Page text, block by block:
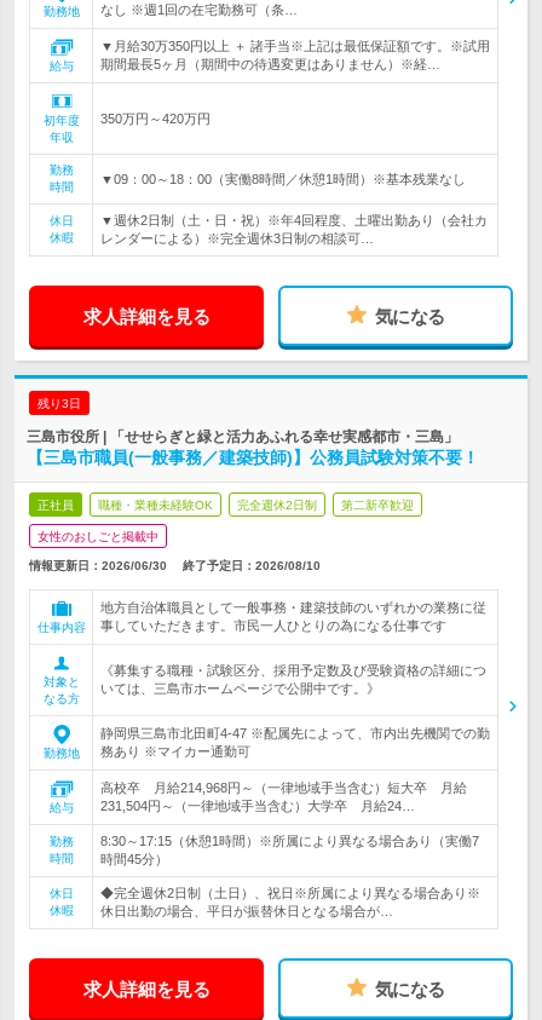
勤務地
なし ※週1回の在宅勤務可（条…
給与
▼月給30万350円以上 ＋ 諸手当※上記は最低保証額です。※試用
期間最長5ヶ月（期間中の待遇変更はありません）※経…
初年度
年収
350万円～420万円
勤務
時間
▼09：00～18：00（実働8時間／休憩1時間）※基本残業なし
休日
休暇
▼週休2日制（土・日・祝）※年4回程度、土曜出勤あり（会社カ
レンダーによる）※完全週休3日制の相談可…
求人詳細を見る 気になる
残り3日
三島市役所 | 「せせらぎと緑と活力あふれる幸せ実感都市・三島」
【三島市職員(一般事務／建築技師)】公務員試験対策不要！
正社員 職種・業種未経験OK 完全週休2日制 第二新卒歓迎
女性のおしごと掲載中
情報更新日：2026/06/30 終了予定日： 2026/08/10
仕事内容
地方自治体職員として一般事務・建築技師のいずれかの業務に従
事していただきます。市民一人ひとりの為になる仕事です
対象と
なる方
《募集する職種・試験区分、採用予定数及び受験資格の詳細につ
いては、三島市ホームページで公開中です。》
勤務地
静岡県三島市北田町4-47 ※配属先によって、市内出先機関での勤
務あり ※マイカー通勤可
給与
高校卒 月給214,968円～（一律地域手当含む）短大卒 月給
231,504円～（一律地域手当含む）大学卒 月給24…
勤務
時間
8:30～17:15（休憩1時間）※所属により異なる場合あり（実働7
時間45分）
休日
休暇
◆完全週休2日制（土日）、祝日※所属により異なる場合あり※
休日出勤の場合、平日が振替休日となる場合が…
求人詳細を見る 気になる